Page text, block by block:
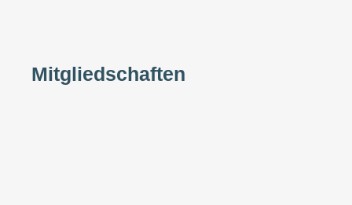
Mitgliedschaften